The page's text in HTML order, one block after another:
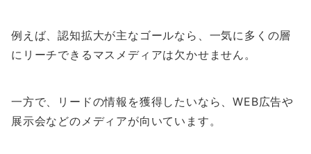
例えば、認知拡大が主なゴールなら、一気に多くの層
にリーチできるマスメディアは欠かせません。
一方で、リードの情報を獲得したいなら、WEB広告や
展示会などのメディアが向いています。